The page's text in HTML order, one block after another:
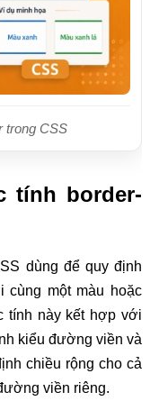
trong CSS
tính border-
dùng để quy định
một màu hoặc
tính này kết hợp với
kiểu đường viền và
chiều rộng cho cả
viền riêng.